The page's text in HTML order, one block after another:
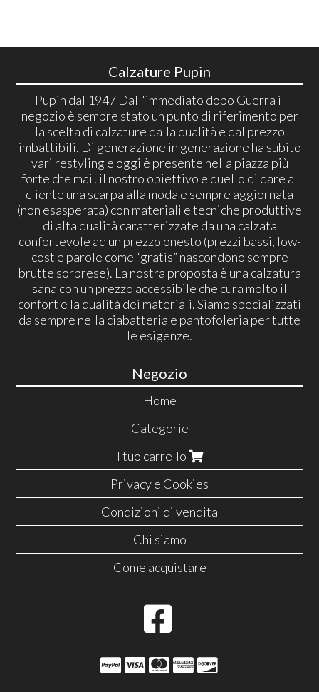
Calzature Pupin
Pupin dal 1947 Dall'immediato dopo Guerra il
negozio è sempre stato un punto di riferimento per
la scelta di calzature dalla qualità e dal prezzo
imbattibili. Di generazione in generazione ha subito
vari restyling e oggi è presente nella piazza più
forte che mai! il nostro obiettivo e quello di dare al
cliente una scarpa alla moda e sempre aggiornata
(non esasperata) con materiali e tecniche produttive
di alta qualità caratterizzate da una calzata
confortevole ad un prezzo onesto (prezzi bassi, low-
cost e parole come “gratis” nascondono sempre
brutte sorprese). La nostra proposta è una calzatura
sana con un prezzo accessibile che cura molto il
confort e la qualità dei materiali. Siamo specializzati
da sempre nella ciabatteria e pantofoleria per tutte
le esigenze.
Negozio
Home
Categorie
Il tuo carrello
Privacy e Cookies
Condizioni di vendita
Chi siamo
Come acquistare